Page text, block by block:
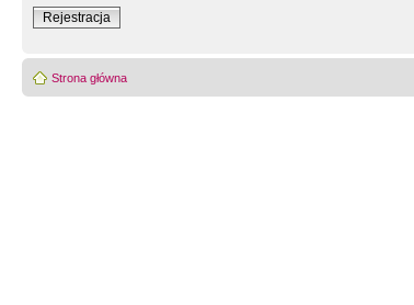
Rejestracja
Strona główna